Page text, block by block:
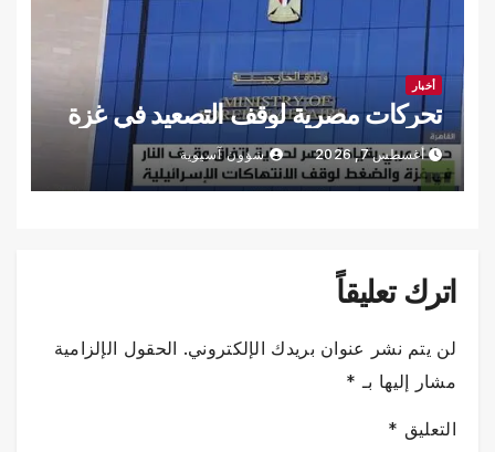
أخبار
تحركات مصرية لوقف التصعيد في غزة
أغسطس 7, 2026 شؤون آسيوية
اترك تعليقاً
لن يتم نشر عنوان بريدك الإلكتروني. الحقول الإلزامية
مشار إليها بـ *
التعليق *